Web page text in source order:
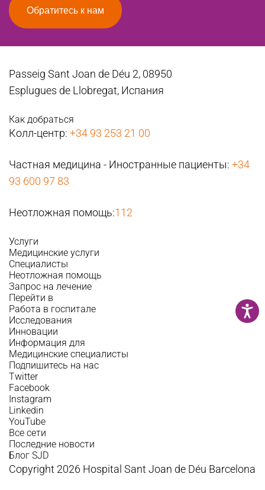
Обратитесь к нам
Passeig Sant Joan de Déu 2, 08950
Esplugues de Llobregat, Испания
Как добраться
Колл-центр: +34 93 253 21 00
Частная медицина - Иностранные пациенты: +34
93 600 97 83
Неотложная помощь:112
Услуги
Медицинские услуги
Специалисты
Неотложная помощь
Запрос на лечение
Перейти в
Работа в госпитале
Исследования
Инновации
Информация для
Медицинские специалисты
Подпишитесь на нас
Twitter
Facebook
Instagram
Linkedin
YouTube
Все сети
Последние новости
Блог SJD
Copyright 2026 Hospital Sant Joan de Déu Barcelona